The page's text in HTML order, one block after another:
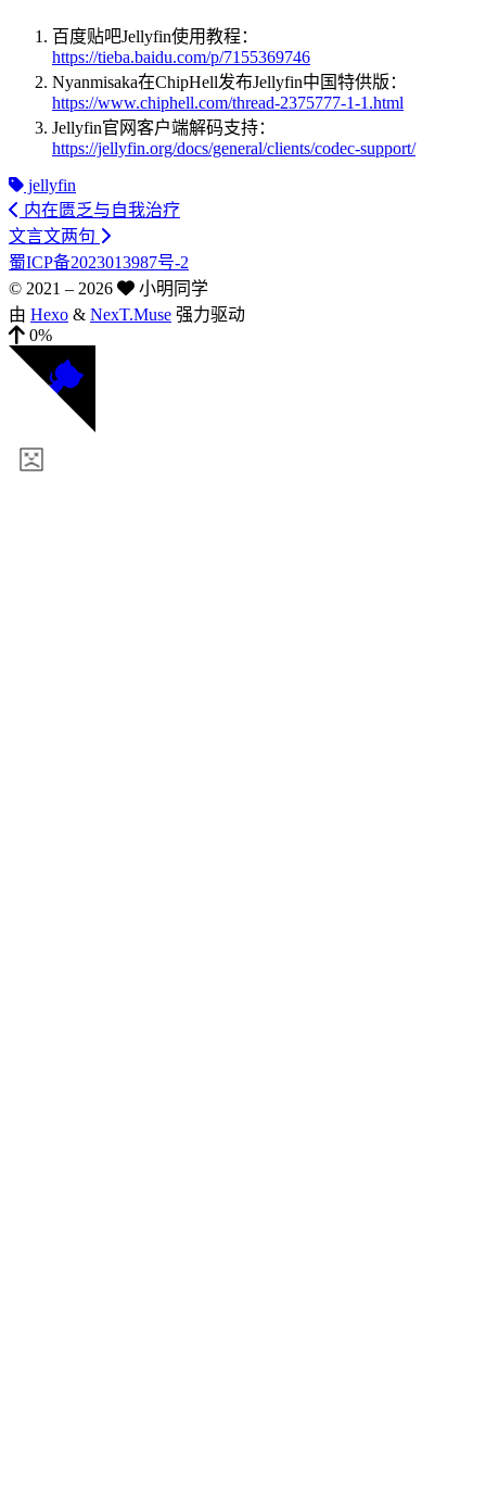
百度贴吧Jellyfin使用教程：
https://tieba.baidu.com/p/7155369746
Nyanmisaka在ChipHell发布Jellyfin中国特供版：
https://www.chiphell.com/thread-2375777-1-1.html
Jellyfin官网客户端解码支持：
https://jellyfin.org/docs/general/clients/codec-support/
jellyfin
内在匮乏与自我治疗
文言文两句
蜀ICP备2023013987号-2
© 2021 – 2026
小明同学
由 Hexo & NexT.Muse 强力驱动
0%